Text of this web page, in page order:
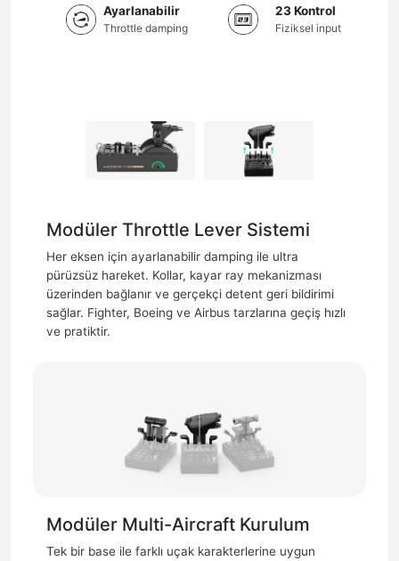
Ayarlanabilir
Throttle damping
23 Kontrol
Fiziksel input
Modüler Throttle Lever Sistemi
Her eksen için ayarlanabilir damping ile ultra
pürüzsüz hareket. Kollar, kayar ray mekanizması
üzerinden bağlanır ve gerçekçi detent geri bildirimi
sağlar. Fighter, Boeing ve Airbus tarzlarına geçiş hızlı
ve pratiktir.
Modüler Multi-Aircraft Kurulum
Tek bir base ile farklı uçak karakterlerine uygun